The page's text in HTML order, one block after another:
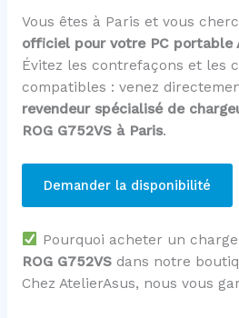
Vous êtes à Paris et vous
officiel pour votre PC portable
Évitez les contrefaçons et les
compatibles : venez
revendeur spécialisé de
ROG G752VS à Paris.
Demander la disponibilité
Pourquoi acheter un
ROG G752VSdans notre
Chez AtelierAsus, nous vous